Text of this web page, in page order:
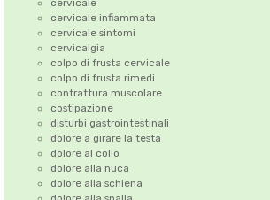
cervicale
cervicale infiammata
cervicale sintomi
cervicalgia
colpo di frusta cervicale
colpo di frusta rimedi
contrattura muscolare
costipazione
disturbi gastrointestinali
dolore a girare la testa
dolore al collo
dolore alla nuca
dolore alla schiena